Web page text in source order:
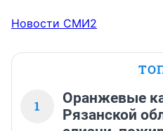
Новости СМИ2
1
Оранжевые
Рязанской